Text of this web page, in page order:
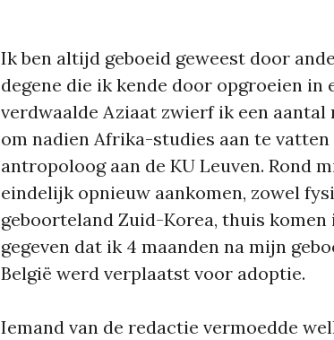
Ik ben altijd geboeid geweest door
degene die ik kende door opgroeien in
verdwaalde Aziaat zwierf ik een
om nadien Afrika-studies aan te
antropoloog aan de KU Leuven. Rond
eindelijk opnieuw aankomen, zowel
geboorteland Zuid-Korea, thuis
gegeven dat ik 4 maanden na mijn
België werd verplaatst voor adoptie.
Iemand van de redactie vermoedde